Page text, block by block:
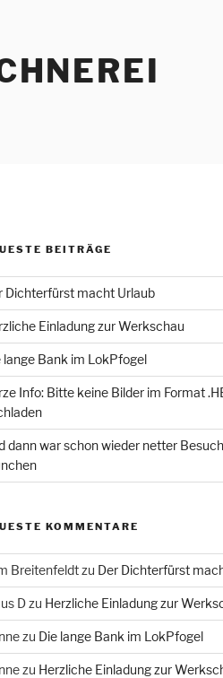
BEITRÄGE
Dichterfürst macht Urlaub
Einladung zur Werkschau
lange Bank im LokPfogel
Info: Bitte keine Bilder im Format
dann war schon wieder netter
KOMMENTARE
Breitenfeldtzu Der Dichterfürst
Dzu Herzliche Einladung zur
zu Die lange Bank im LokPfogel
zu Herzliche Einladung zur